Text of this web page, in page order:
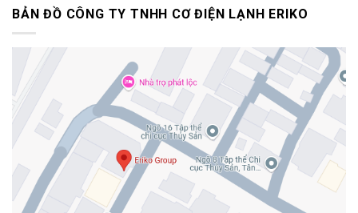
BẢN ĐỒ CÔNG TY TNHH CƠ ĐIỆN LẠNH ERIKO